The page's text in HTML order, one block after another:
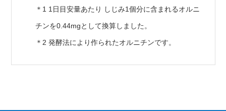
＊1 1日目安量あたり しじみ1個分に含まれるオルニ
チンを0.44mgとして換算しました。
＊2 発酵法により作られたオルニチンです。